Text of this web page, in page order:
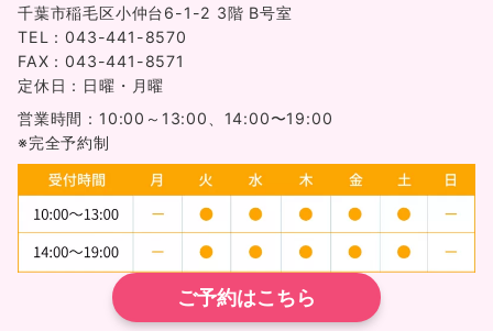
千葉市稲毛区小仲台6-1-2 3階 B号室
TEL：043-441-8570
FAX：043-441-8571
定休日：日曜・月曜
営業時間：10:00～13:00、14:00〜19:00
※完全予約制
ご予約はこちら